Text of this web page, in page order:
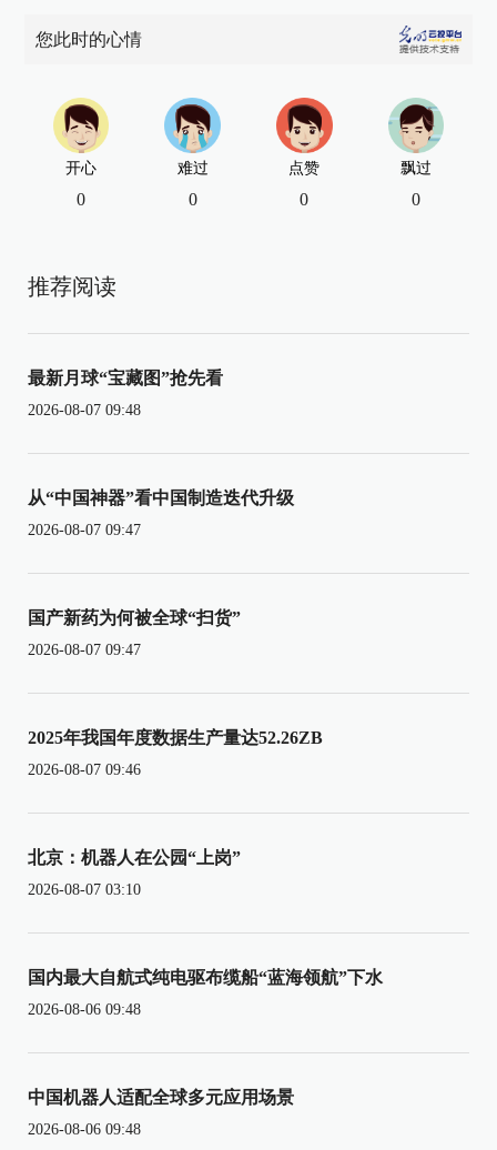
您此时的心情
开心
0
难过
0
点赞
0
飘过
0
推荐阅读
最新月球“宝藏图”抢先看
2026-08-07 09:48
从“中国神器”看中国制造迭代升级
2026-08-07 09:47
国产新药为何被全球“扫货”
2026-08-07 09:47
2025年我国年度数据生产量达52.26ZB
2026-08-07 09:46
北京：机器人在公园“上岗”
2026-08-07 03:10
国内最大自航式纯电驱布缆船“蓝海领航”下水
2026-08-06 09:48
中国机器人适配全球多元应用场景
2026-08-06 09:48